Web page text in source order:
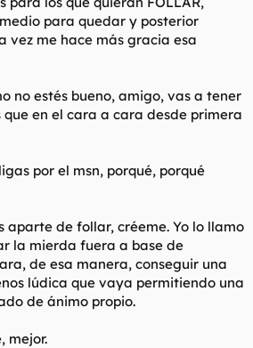
para quedar y posterior
vez me hace más gracia esa
no estés bueno, amigo, vas a tener
que en el cara a cara desde primera
por el msn, porqué, porqué
aparte de follar, créeme. Yo lo llamo
la mierda fuera a base de
de esa manera, conseguir una
lúdica que vaya permitiendo una
de ánimo propio.
mejor.